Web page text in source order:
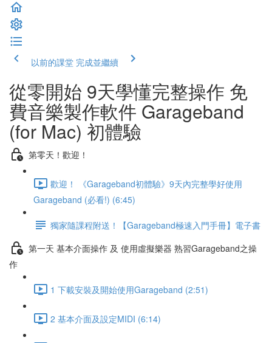
以前的課堂 完成並繼續
從零開始 9天學懂完整操作 免
費音樂製作軟件 Garageband
(for Mac) 初體驗
第零天！歡迎！
歡迎！ 《Garageband初體驗》9天內完整學好使用
Garageband (必看!) (6:45)
獨家隨課程附送！【Garageband極速入門手冊】電子書
第一天 基本介面操作 及 使用虛擬樂器 熟習Garageband之操
作
1 下載安裝及開始使用Garageband (2:51)
2 基本介面及設定MIDI (6:14)